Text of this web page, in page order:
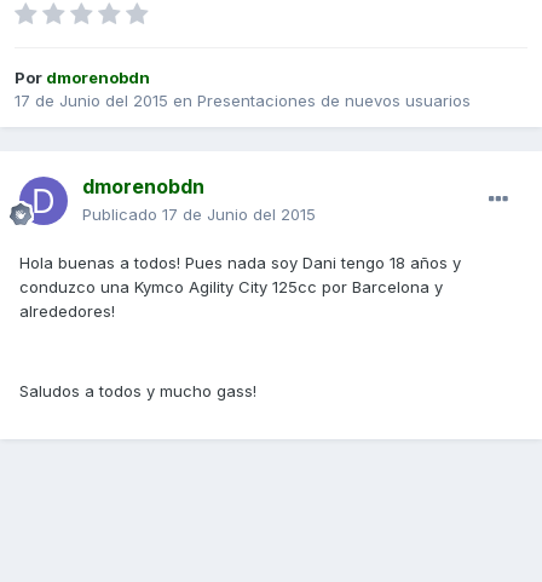
Por dmorenobdn
17 de Junio del 2015 en Presentaciones de nuevos usuarios
dmorenobdn
Publicado 17 de Junio del 2015
Hola buenas a todos! Pues nada soy Dani tengo 18 años y
conduzco una Kymco Agility City 125cc por Barcelona y
alrededores!
Saludos a todos y mucho gass!